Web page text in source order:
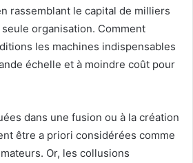
rassemblant le capital de milliers
seule organisation. Comment
les machines indispensables
échelle et à moindre coût pour
dans une fusion ou à la création
être a priori considérées comme
Or, les collusions